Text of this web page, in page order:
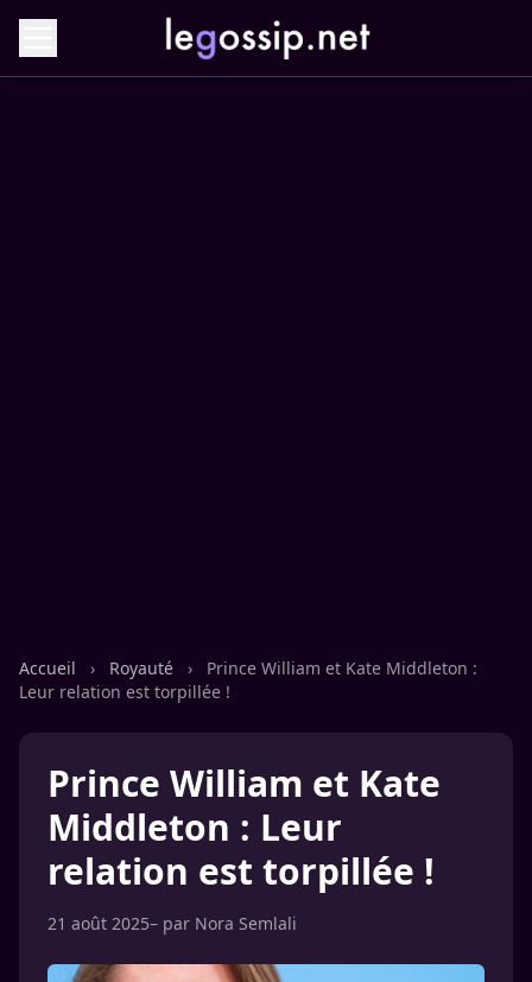
Accueil › Royauté ›
Prince William et Kate Middleton :
Leur relation est torpillée !
Prince William et Kate
Middleton : Leur
relation est torpillée !
21 août 2025– par Nora Semlali